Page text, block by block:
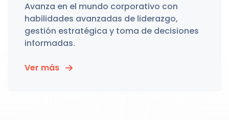
Avanza en el mundo corporativo con
habilidades avanzadas de liderazgo,
gestión estratégica y toma de decisiones
informadas.
Ver más